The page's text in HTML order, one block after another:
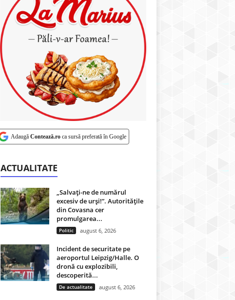
Adaugă Contează.roca sursă preferată în Google
ACTUALITATE
„Salvați-ne de numărul
excesiv de urși!”. Autoritățile
din Covasna cer
promulgarea...
Politic august 6, 2026
Incident de securitate pe
aeroportul Leipzig/Halle. O
dronă cu explozibili,
descoperită...
De actualitate august 6, 2026